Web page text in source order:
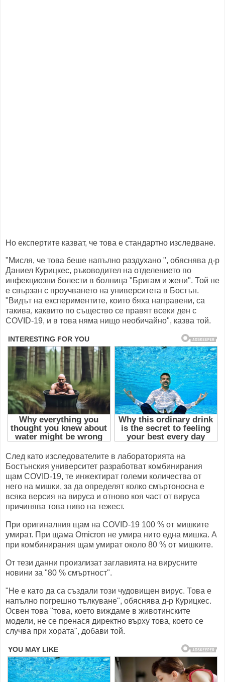
Но експертите казват, че това е стандартно изследване.
"Мисля, че това беше напълно раздухано ", обяснява д-р
Даниел Курицкес, ръководител на отделението по
инфекциозни болести в болница "Бригам и жени". Той не
е свързан с проучването на университета в Бостън.
"Видът на експериментите, които бяха направени, са
такива, каквито по същество се правят всеки ден с
COVID-19, и в това няма нищо необичайно", казва той.
След като изследователите в лабораторията на
Бостънския университет разработват комбинирания
щам COVID-19, те инжектират големи количества от
него на мишки, за да определят колко смъртоносна е
всяка версия на вируса и отново коя част от вируса
причинява това ниво на тежест.
При оригиналния щам на COVID-19 100 % от мишките
умират. При щама Omicron не умира нито една мишка. А
при комбинирания щам умират около 80 % от мишките.
От тези данни произлизат заглавията на вирусните
новини за "80 % смъртност".
"Не е като да са създали този чудовищен вирус. Това е
напълно погрешно тълкуване", обяснява д-р Курицкес.
Освен това "това, което виждаме в животинските
модели, не се пренася директно върху това, което се
случва при хората", добави той.